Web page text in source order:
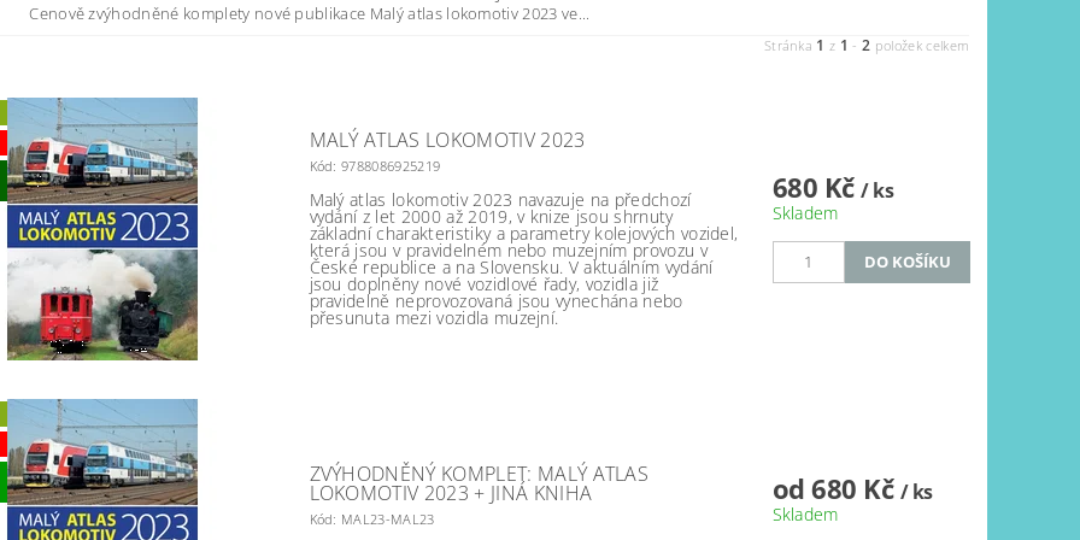
Cenově zvýhodněné komplety nové publikace Malý atlas lokomotiv 2023 ve...
Stránka 1 z 1 -2 položek celkem
MALÝ ATLAS LOKOMOTIV 2023
Kód:9788086925219
Malý atlas lokomotiv 2023 navazuje na předchozí
vydání z let 2000 až 2019, v knize jsou shrnuty
základní charakteristiky a parametry kolejových vozidel,
která jsou v pravidelném nebo muzejním provozu v
České republice a na Slovensku. V aktuálním vydání
jsou doplněny nové vozidlové řady, vozidla již
pravidelně neprovozovaná jsou vynechána nebo
přesunuta mezi vozidla muzejní.
680 Kč/ ks
Skladem
ZVÝHODNĚNÝ KOMPLET: MALÝ ATLAS
LOKOMOTIV 2023 + JINÁ KNIHA
Kód: MAL23-MAL23
od 680 Kč / ks
Skladem